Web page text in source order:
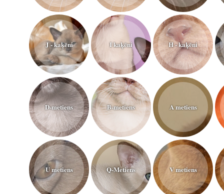
J - kaķēni I kaķēni H - kaķēni
D-metiens B-metiens A metiens
U metiens Q-Metiens V metiens